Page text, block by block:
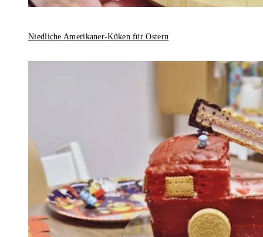
Niedliche Amerikaner-Küken für Ostern